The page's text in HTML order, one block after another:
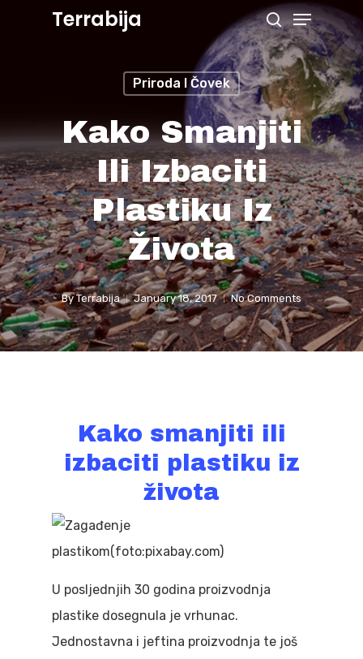
Terrabija
search
Menu
Priroda I Čovek
Kako Smanjiti
Ili Izbaciti
Plastiku Iz
Života
By Terrabija January 18, 2017 No Comments
Kako smanjiti ili
izbaciti plastiku iz
života
U posljednjih 30 godina proizvodnja
plastike dosegnula je vrhunac.
Jednostavna i jeftina proizvodnja te još
Close
Menu